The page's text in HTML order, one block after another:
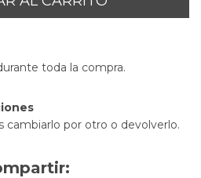
toda la compra.
cambiarlo por otro o devolverlo.